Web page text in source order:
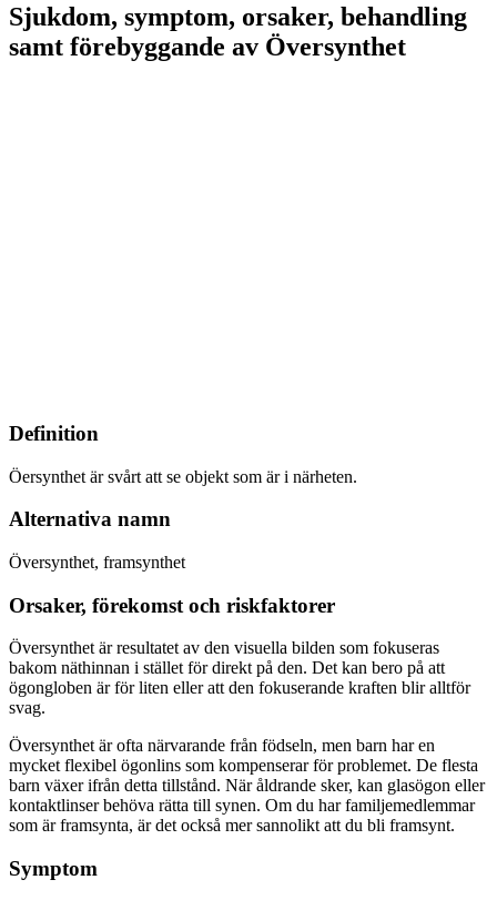
Sjukdom, symptom, orsaker, behandling
samt förebyggande av Översynthet
Definition
Öersynthet är svårt att se objekt som är i närheten.
Alternativa namn
Översynthet, framsynthet
Orsaker, förekomst och riskfaktorer
Översynthet är resultatet av den visuella bilden som fokuseras
bakom näthinnan i stället för direkt på den. Det kan bero på att
ögongloben är för liten eller att den fokuserande kraften blir alltför
svag.
Översynthet är ofta närvarande från födseln, men barn har en
mycket flexibel ögonlins som kompenserar för problemet. De flesta
barn växer ifrån detta tillstånd. När åldrande sker, kan glasögon eller
kontaktlinser behöva rätta till synen. Om du har familjemedlemmar
som är framsynta, är det också mer sannolikt att du bli framsynt.
Symptom